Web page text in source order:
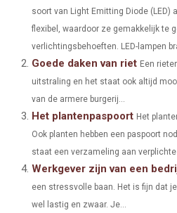
R
O
W
T
E
R
)
R
O
E
O
K
R
O
T
R
S
T
soort van Light Emitting Diode (LED)
flexibel, waardoor ze gemakkelijk te
verlichtingsbehoeften. LED-lampen
Goede daken van riet Een
uitstraling en het staat ook altijd
van de armere burgerij...
Het plantenpaspoort Het
Ook planten hebben een paspoort
staat een verzameling aan verplichte
Werkgever zijn van een
een stressvolle baan. Het is fijn dat
wel lastig en zwaar. Je...